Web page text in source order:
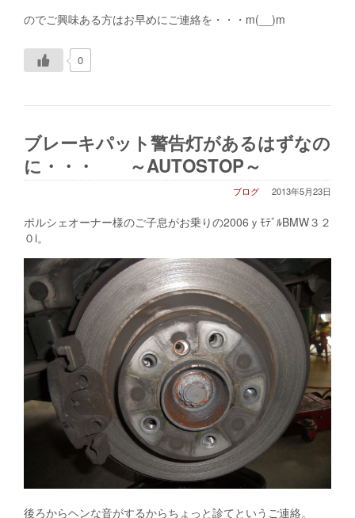
のでご興味ある方はお早めにご連絡を・・・m(__)m
0
ブレーキパット警告灯があるはずなの
に・・・ ～AUTOSTOP～
2013年5月23日
ブログ
ポルシェオーナー様のご子息がお乗りの2006ｙﾓﾃﾞﾙBMW３２
０i。
後ろからヘンな音がするからちょっと診てというご連絡。